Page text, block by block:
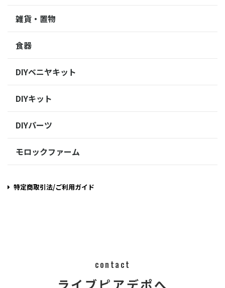
雑貨・置物
食器
DIYベニヤキット
DIYキット
DIYパーツ
モロックファーム
特定商取引法/ご利用ガイド
contact
ライブピアデポへ